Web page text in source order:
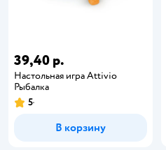
39,40 р.
Настольная игра Attivio
Рыбалка
5
В корзину